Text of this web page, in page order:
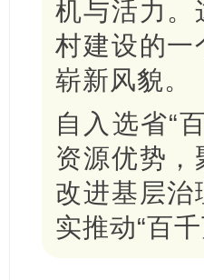
机与活力。
村建设的一
崭新风貌。
自入选省“
资源优势
改进基层
实推动“百